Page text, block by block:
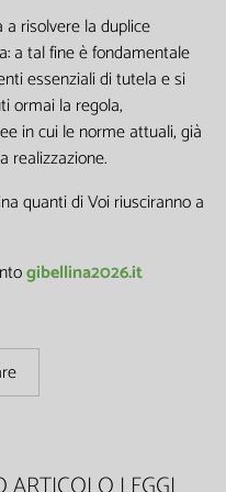
risolvere la duplice
a tal fine è fondamentale
essenziali di tutela e si
ormai la regola,
in cui le norme attuali, già
realizzazione.
quanti di Voi riusciranno a
gibellina2026.it
obbligatori,
sarebbero